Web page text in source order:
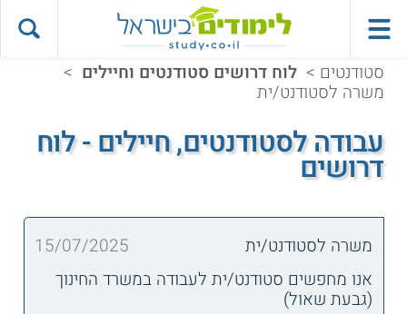
סטודנטים > לוח דרושים סטודנטים וחיילים >
משרה לסטודנט/ית
עבודה לסטודנטים, חיילים - לוח
דרושים
משרה לסטודנט/ית
15/07/2025
אנו מחפשים סטודנט/ית לעבודה במשרד החינוך
(גבעת שאול)